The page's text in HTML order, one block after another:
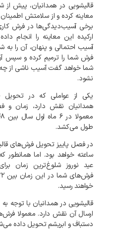
قالیشویی در همدانیان، پیش از
معاینه کرده و ازسلامتش اطمینان
برخی آسیب‌دیدگی‌ها در فرش
ارکیده این معاینه را انجام داده
آسیب احتمالی و پنهان، آن را به
فرش شما را ترمیم کرده و سپس
شما خواهد گفت آسیب ناشی ازچه
نشود.
یکی از عواملی که در تحویل
همدانیان نقش دارد، زمان و
معمولا در ۶ ماه اول سال بین
طول می‌کشد.
درفصل پاییزتحویل فرش‌های
ساعته خواهد بود. اما همانطور که
عید نوروز شلوغ‌ترین زمان برای
فرش‌های شما در این زمان بین
خواهند رسید.
قالیشویی در همدانیان با توجه به
ارسال آن نقش دارد. معمولا
دستباف و ابریشمتحویل داده